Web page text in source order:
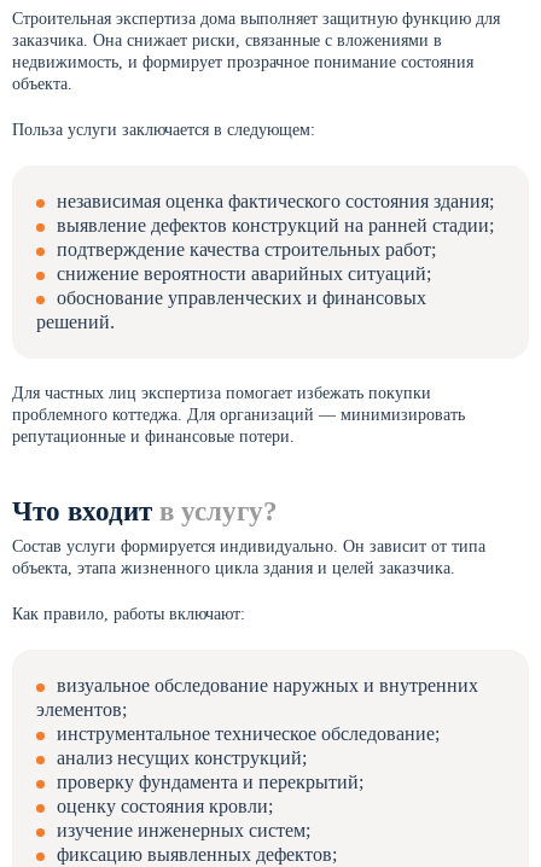
Строительная экспертиза дома выполняет защитную функцию для
заказчика. Она снижает риски, связанные с вложениями в
недвижимость, и формирует прозрачное понимание состояния
объекта.
Польза услуги заключается в следующем:
независимая оценка фактического состояния здания;
выявление дефектов конструкций на ранней стадии;
подтверждение качества строительных работ;
снижение вероятности аварийных ситуаций;
обоснование управленческих и финансовых
решений.
Для частных лиц экспертиза помогает избежать покупки
проблемного коттеджа. Для организаций — минимизировать
репутационные и финансовые потери.
Что входит в услугу?
Состав услуги формируется индивидуально. Он зависит от типа
объекта, этапа жизненного цикла здания и целей заказчика.
Как правило, работы включают:
визуальное обследование наружных и внутренних
элементов;
инструментальное техническое обследование;
анализ несущих конструкций;
проверку фундамента и перекрытий;
оценку состояния кровли;
изучение инженерных систем;
фиксацию выявленных дефектов;